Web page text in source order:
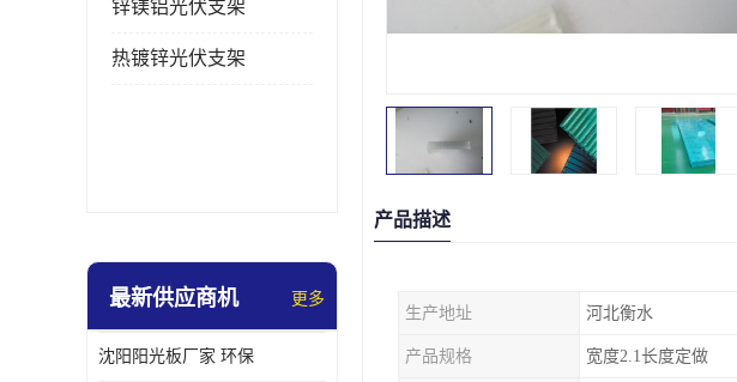
锌镁铝光伏支架
热镀锌光伏支架
最新供应商机 更多
沈阳阳光板厂家 环保
产品描述
生产地址 河北衡水
产品规格 宽度2.1长度定做